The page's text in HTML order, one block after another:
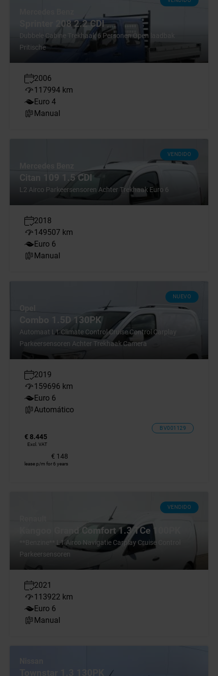
Sprinter 208 2.2 CDI
Dubbele Cabine Trekhaak 6 Personen Open laadbak
Pritische
2006
117994 km
Euro 4
Manual
VENDIDO
Mercedes Benz
Citan 109 1.5 CDI
L2 Airco Parkeersensoren Achter Trekhaak Euro 6
2018
149507 km
Euro 6
Manual
NUEVO
Opel
Combo 1.5D 130PK
Automaat L1 Climate Control Cruise Control Carplay
Parkeersensoren Achter Trekhaak Camera
2019
159696 km
Euro 6
Automático
BV001129
€ 8.445
Excl. VAT
€ 148
lease p/m for 6 years
VENDIDO
Kangoo Grand Comfort 1.3 TCe 100PK
**Benzine** L1 Airco Navigatie Carplay Cruise Control
Parkeersensoren
2021
113922 km
Euro 6
Manual